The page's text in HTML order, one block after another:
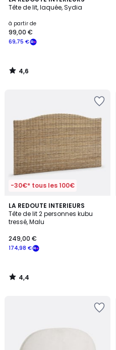
Tête de lit, laquée, Sydia
à partir de
69,75 €
99,00 €
/ 5
4,6
/
-30€* tous les 100€
LA REDOUTE INTERIEURS
Tête de lit 2 personnes kubu
tressé, Malu
174,98 €
249,00 €
4,4
/ 5
4,4
/